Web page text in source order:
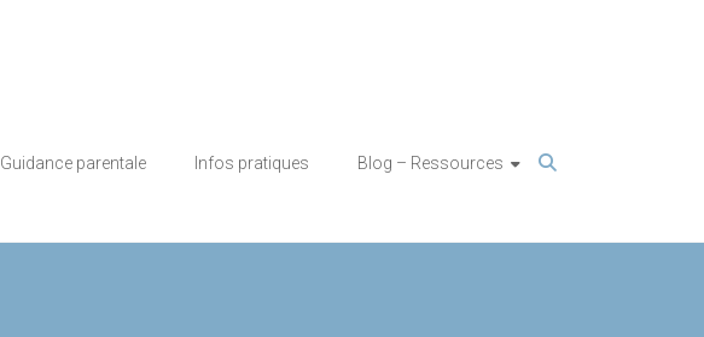
Guidance parentale Infos pratiques Blog – Ressources